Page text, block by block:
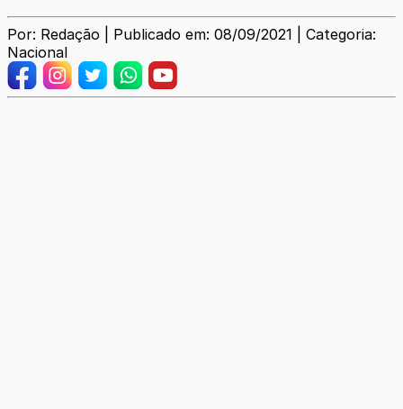
Por: Redação | Publicado em: 08/09/2021 | Categoria:
Nacional